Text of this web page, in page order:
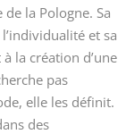
la Pologne. Sa
et sa
la création d’une
pas
elle les définit.
des